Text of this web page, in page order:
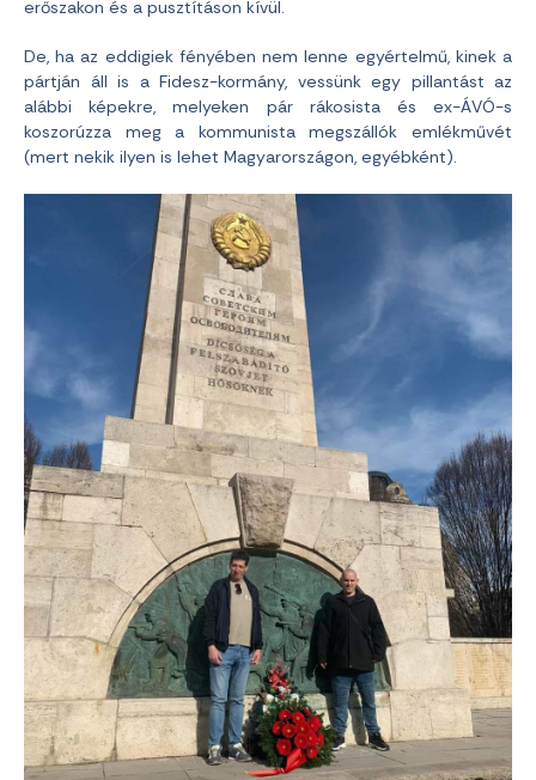
erőszakon és a pusztításon kívül.
De, ha az eddigiek fényében nem lenne egyértelmű, kinek a
pártján áll is a Fidesz-kormány, vessünk egy pillantást az
alábbi képekre, melyeken pár rákosista és ex-ÁVÓ-s
koszorúzza meg a kommunista megszállók emlékművét
(mert nekik ilyen is lehet Magyarországon, egyébként).